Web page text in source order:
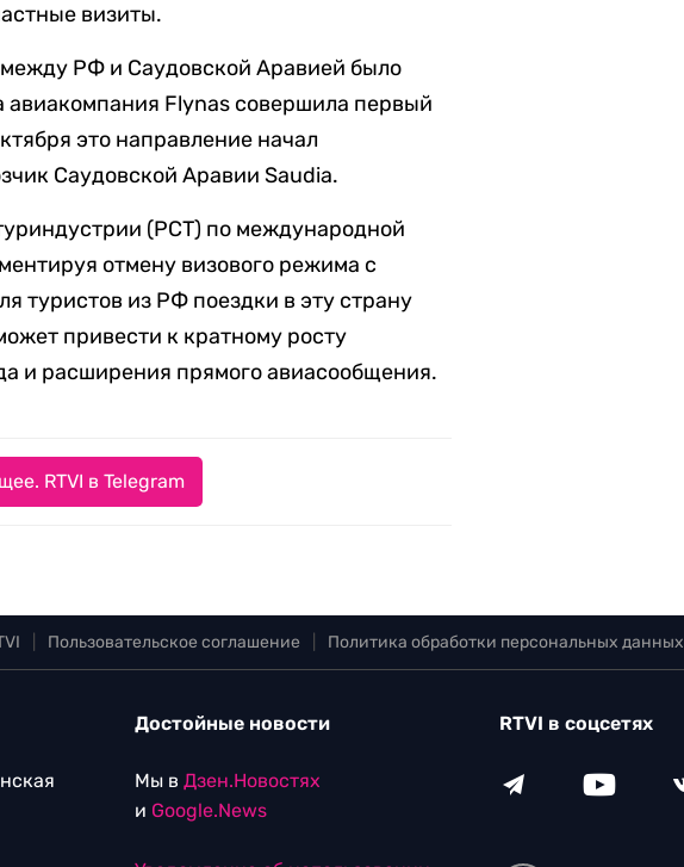
визиты.
РФ и Саудовской Аравией было
авиакомпания Flynas совершила первый
это направление начал
Саудовской Аравии Saudia.
(РСТ) по международной
отмену визового режима с
туристов из РФ поездки в эту страну
привести к кратному росту
и расширения прямого авиасообщения.
RTVI в Telegram
Пользовательское соглашение Политика обработки персональных данных
Достойные новости
Мы в Дзен.Новостях
и Google.News
RTVI в соцсетях